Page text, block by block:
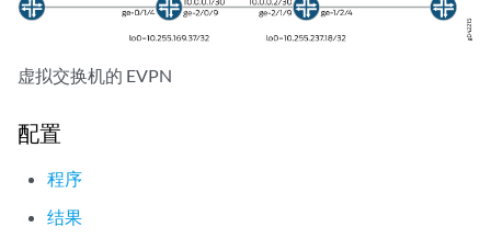
虚拟交换机的 EVPN
配置
程序
结果